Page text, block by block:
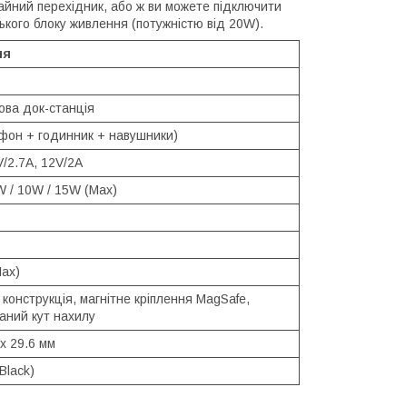
перехідник, або ж ви можете підключити
блоку живлення (потужністю від 20W).
док-станція
+ годинник + навушники)
2.7A, 12V/2A
/ 10W / 15W (Max)
магнітне кріплення MagSafe,
кут нахилу
29.6 мм